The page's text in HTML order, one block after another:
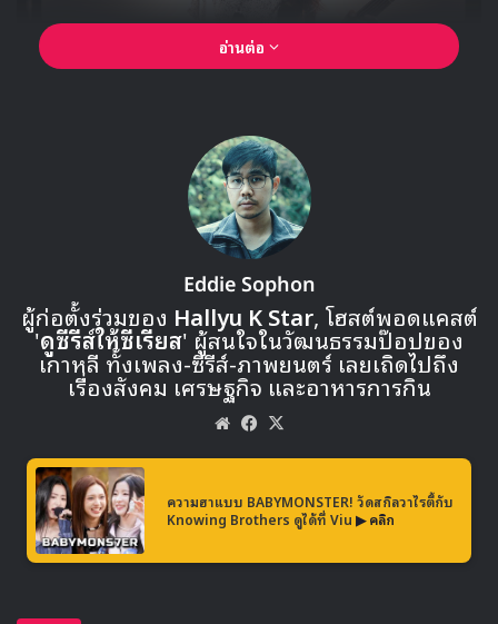
MV เพลงใหม่ LIKE U 100 ที่กรุงเทพ
อ่านต่อ
Eddie Sophon
ผู้ก่อตั้งร่วมของ Hallyu K Star, โฮสต์พอดแคสต์
'ดูซีรีส์ให้ซีเรียส' ผู้สนใจในวัฒนธรรมป๊อปของ
เกาหลี ทั้งเพลง-ซีรีส์-ภาพยนตร์ เลยเถิดไปถึง
เรื่องสังคม เศรษฐกิจ และอาหารการกิน
WebsiteFacebook
ความฮาแบบ BABYMONSTER! วัดสกิลวาไรตี้กับ
Knowing Brothers ดูได้ที่ Viu ▶ คลิก